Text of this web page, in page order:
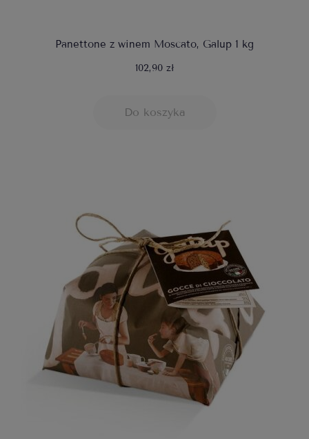
Panettone z winem Moscato, Galup 1 kg
102,90 zł
Do koszyka